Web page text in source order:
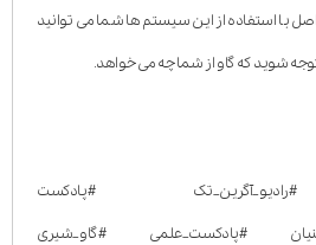
با استفاده از این سیستم ها شما می توانید
شوید که گاو از شما چه می خواهد.
#پادکست
#پادکست_علمی #گاو_شیری